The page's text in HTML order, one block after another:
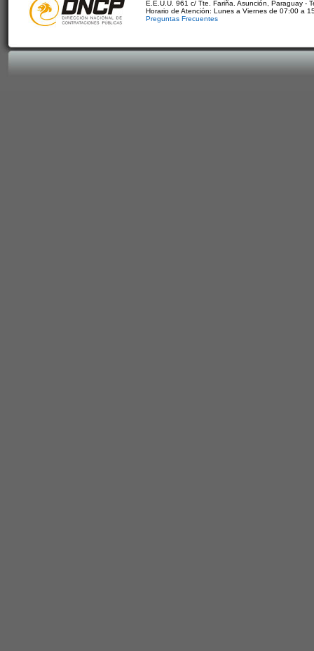
E.E.U.U. 961 c/ Tte. Fariña. Asunción, Paraguay -
Horario de Atención: Lunes a Viernes de 07:00 a
Preguntas Frecuentes